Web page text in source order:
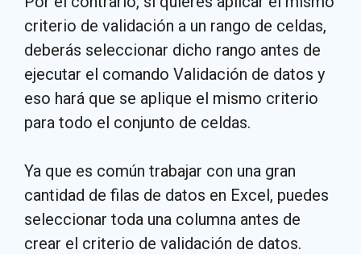
criterio de validación a un rango de celdas,
deberás seleccionar dicho rango antes de
ejecutar el comando Validación de datos y
eso hará que se aplique el mismo criterio
para todo el conjunto de celdas.
Ya que es común trabajar con una gran
cantidad de filas de datos en Excel, puedes
seleccionar toda una columna antes de
crear el criterio de validación de datos.